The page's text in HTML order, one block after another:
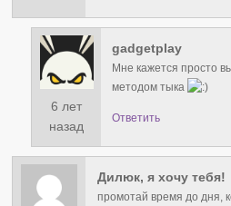
6 лет
назад
gadgetplay
Мне кажется просто
методом тыка
Ответить
Дилюк, я хочу тебя!
промотай время до дня,